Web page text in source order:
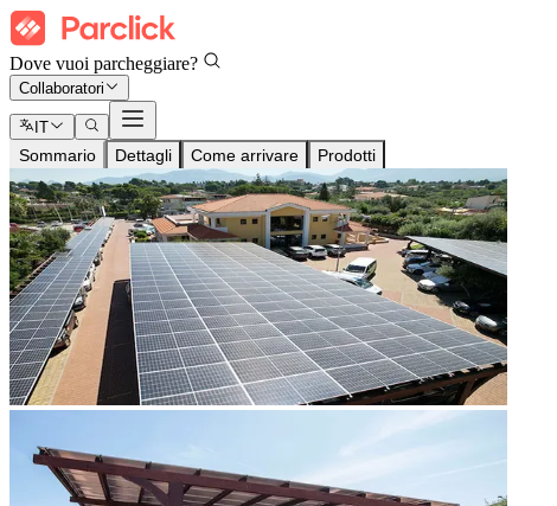
Dove vuoi parcheggiare?
Collaboratori
IT
Sommario Dettagli Come arrivare Prodotti